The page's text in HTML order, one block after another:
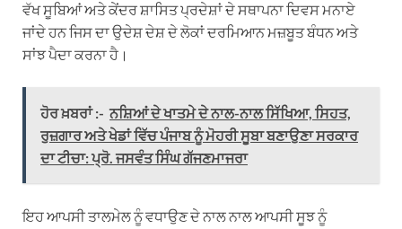
ਵੱਖ ਸੂਬਿਆਂ ਅਤੇ ਕੇਂਦਰ ਸ਼ਾਸਿਤ ਪ੍ਰਦੇਸ਼ਾਂ ਦੇ ਸਥਾਪਨਾ ਦਿਵਸ ਮਨਾਏ
ਜਾਂਦੇ ਹਨ ਜਿਸ ਦਾ ਉਦੇਸ਼ ਦੇਸ਼ ਦੇ ਲੋਕਾਂ ਦਰਮਿਆਨ ਮਜ਼ਬੂਤ ਬੰਧਨ ਅਤੇ
ਸਾਂਝ ਪੈਦਾ ਕਰਨਾ ਹੈ।
ਹੋਰ ਖ਼ਬਰਾਂ :- ਨਸ਼ਿਆਂ ਦੇ ਖਾਤਮੇ ਦੇ ਨਾਲ-ਨਾਲ ਸਿੱਖਿਆ, ਸਿਹਤ,
ਰੁਜ਼ਗਾਰ ਅਤੇ ਖੇਡਾਂ ਵਿੱਚ ਪੰਜਾਬ ਨੂੰ ਮੋਹਰੀ ਸੂਬਾ ਬਣਾਉਣਾ ਸਰਕਾਰ
ਦਾ ਟੀਚਾ: ਪ੍ਰੋ. ਜਸਵੰਤ ਸਿੰਘ ਗੱਜਣਮਾਜਰਾ
ਇਹ ਆਪਸੀ ਤਾਲਮੇਲ ਨੂੰ ਵਧਾਉਣ ਦੇ ਨਾਲ ਨਾਲ ਆਪਸੀ ਸੂਝ ਨੂੰ